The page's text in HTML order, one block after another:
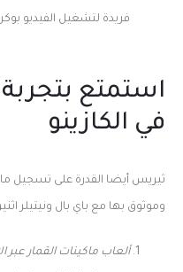
فريدة لتشغيل الفيديو
استمتع
في الكازينو
ثيريس أيضا القدرة على تسجيل
وموثوق بها مع باي بال ونيتيلر
ألعاب ماكينات القمار